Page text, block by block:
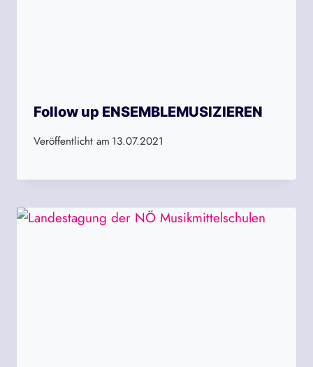
Follow up ENSEMBLEMUSIZIEREN
Veröffentlicht am 13.07.2021